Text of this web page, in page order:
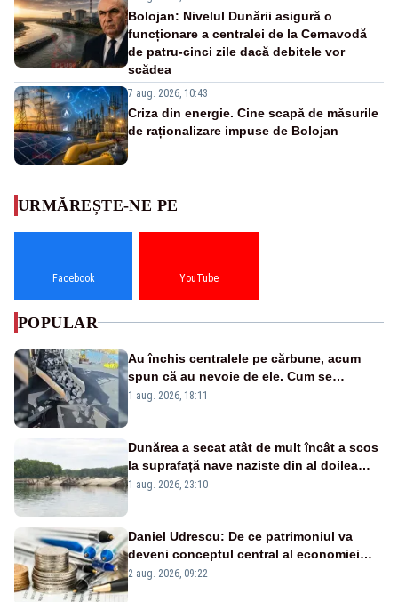
Bolojan: Nivelul Dunării asigură o
funcționare a centralei de la Cernavodă
de patru-cinci zile dacă debitele vor
scădea
7 aug. 2026, 10:43
Criza din energie. Cine scapă de măsurile
de raționalizare impuse de Bolojan
URMĂREȘTE-NE PE
Facebook YouTube
POPULAR
Au închis centralele pe cărbune, acum
spun că au nevoie de ele. Cum se
pasează vina în plină criză energetică
1 aug. 2026, 18:11
Dunărea a secat atât de mult încât a scos
la suprafață nave naziste din al doilea
război mondial
1 aug. 2026, 23:10
Daniel Udrescu: De ce patrimoniul va
deveni conceptul central al economiei
viitoare?
2 aug. 2026, 09:22